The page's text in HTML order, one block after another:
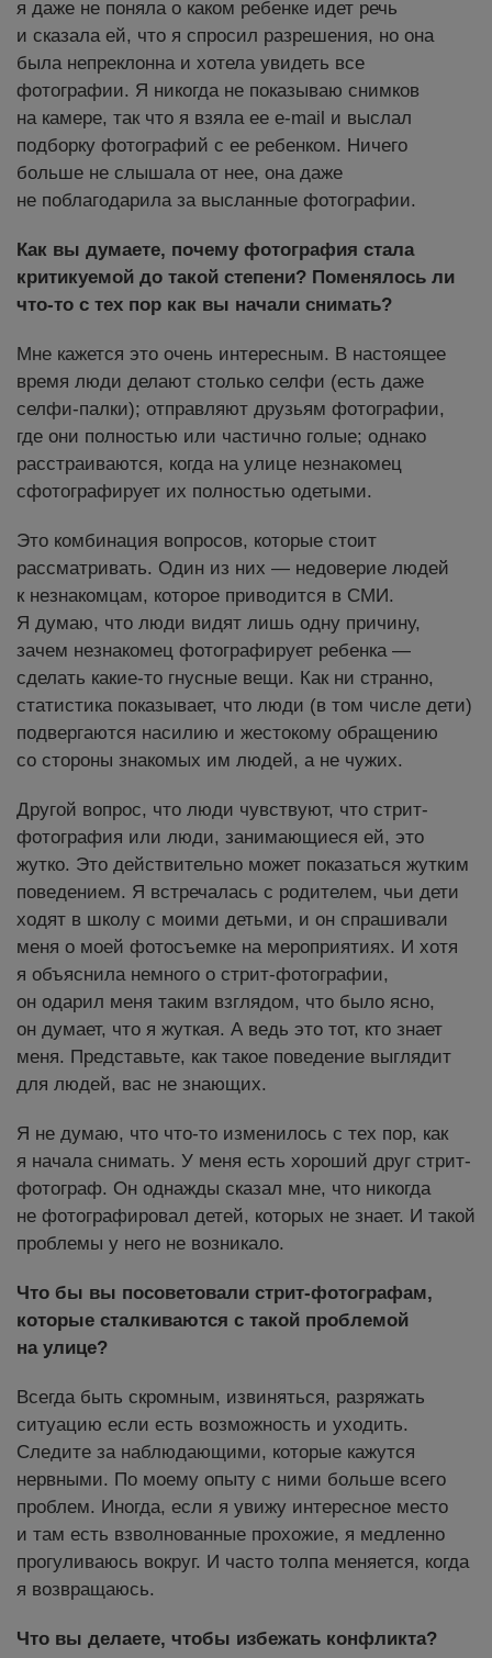
я даже не поняла о каком ребенке идет речь
и сказала ей, что я спросил разрешения, но она
была непреклонна и хотела увидеть все
фотографии. Я никогда не показываю снимков
на камере, так что я взяла ее e-mail и выслал
подборку фотографий с ее ребенком. Ничего
больше не слышала от нее, она даже
не поблагодарила за высланные фотографии.
Как вы думаете, почему фотография стала
критикуемой до такой степени? Поменялось ли
что-то с тех пор как вы начали снимать?
Мне кажется это очень интересным. В настоящее
время люди делают столько селфи (есть даже
селфи-палки); отправляют друзьям фотографии,
где они полностью или частично голые; однако
расстраиваются, когда на улице незнакомец
сфотографирует их полностью одетыми.
Это комбинация вопросов, которые стоит
рассматривать. Один из них — недоверие людей
к незнакомцам, которое приводится в СМИ.
Я думаю, что люди видят лишь одну причину,
зачем незнакомец фотографирует ребенка —
сделать какие-то гнусные вещи. Как ни странно,
статистика показывает, что люди (в том числе дети)
подвергаются насилию и жестокому обращению
со стороны знакомых им людей, а не чужих.
Другой вопрос, что люди чувствуют, что стрит-
фотография или люди, занимающиеся ей, это
жутко. Это действительно может показаться жутким
поведением. Я встречалась с родителем, чьи дети
ходят в школу с моими детьми, и он спрашивали
меня о моей фотосъемке на мероприятиях. И хотя
я объяснила немного о стрит-фотографии,
он одарил меня таким взглядом, что было ясно,
он думает, что я жуткая. А ведь это тот, кто знает
меня. Представьте, как такое поведение выглядит
для людей, вас не знающих.
Я не думаю, что что-то изменилось с тех пор, как
я начала снимать. У меня есть хороший друг стрит-
фотограф. Он однажды сказал мне, что никогда
не фотографировал детей, которых не знает. И такой
проблемы у него не возникало.
Что бы вы посоветовали стрит-фотографам,
которые сталкиваются с такой проблемой
на улице?
Всегда быть скромным, извиняться, разряжать
ситуацию если есть возможность и уходить.
Следите за наблюдающими, которые кажутся
нервными. По моему опыту с ними больше всего
проблем. Иногда, если я увижу интересное место
и там есть взволнованные прохожие, я медленно
прогуливаюсь вокруг. И часто толпа меняется, когда
я возвращаюсь.
Что вы делаете, чтобы избежать конфликта?